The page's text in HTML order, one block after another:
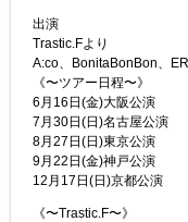
出演
Trastic.Fより
A:co、BonitaBonBon、
《〜ツアー日程〜》
6月16日(金)大阪公演
7月30日(日)名古屋公演
8月27日(日)東京公演
9月22日(金)神戸公演
12月17日(日)京都公演
《〜Trastic.F〜》